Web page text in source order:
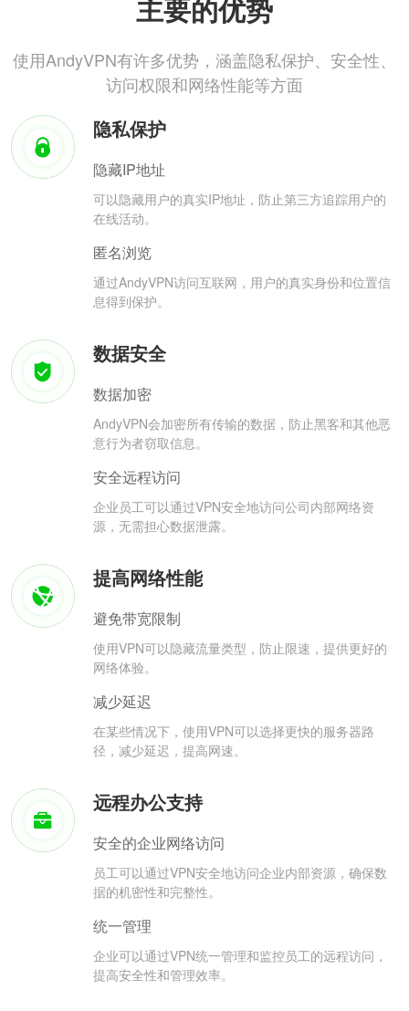
主要的优势
使用AndyVPN有许多优势，涵盖隐私保护、安全性、
访问权限和网络性能等方面
隐私保护
隐藏IP地址
可以隐藏用户的真实IP地址，防止第三方追踪用户的
在线活动。
匿名浏览
通过AndyVPN访问互联网，用户的真实身份和位置信
息得到保护。
数据安全
数据加密
AndyVPN会加密所有传输的数据，防止黑客和其他恶
意行为者窃取信息。
安全远程访问
企业员工可以通过VPN安全地访问公司内部网络资
源，无需担心数据泄露。
提高网络性能
避免带宽限制
使用VPN可以隐藏流量类型，防止限速，提供更好的
网络体验。
减少延迟
在某些情况下，使用VPN可以选择更快的服务器路
径，减少延迟，提高网速。
远程办公支持
安全的企业网络访问
员工可以通过VPN安全地访问企业内部资源，确保数
据的机密性和完整性。
统一管理
企业可以通过VPN统一管理和监控员工的远程访问，
提高安全性和管理效率。